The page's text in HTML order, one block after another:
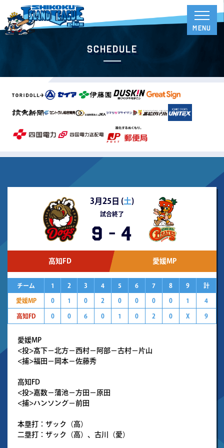
Schedule
3月25日 (土)
試合終了
9 - 4
高知FD 愛媛MP
チーム 1 2 3 4 5 6 7 8 9 計
愛媛MP 0 1 0 2 0 0 0 0 1 4
高知FD 0 0 6 0 1 0 2 0 X 9
愛媛MP
<投>髙下－北方－西村－阿部－古村－片山
<捕>福田－岡本－佐藤秀
高知FD
<投>嘉数－蒲池－方田－原田
<捕>ハンソング－前田
本塁打：ザック（高）
二塁打：ザック（高）、古川（愛）